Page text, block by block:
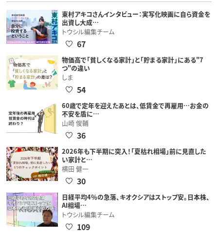
東村アキコさんインタビュー：実写化映画に自ら資金を
出資し大成…
トウシル編集チーム
67
物価高で「貧しくなる家計」と「貯まる家計」にある"7
つ"の違い
しま
54
60歳で定年を迎えたあとは、低賃金で再雇用…お金の
不安を盾に…
山崎 俊輔
36
2026年も下半期に突入！「夏枯れ相場」前に見直した
い家計と…
横田 健一
30
日経平均4％の急落、キオクシアはストップ安。日本株、
AI相場…
トウシル編集チーム
109